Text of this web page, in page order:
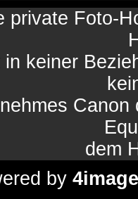
private Foto-
keiner
dem
by